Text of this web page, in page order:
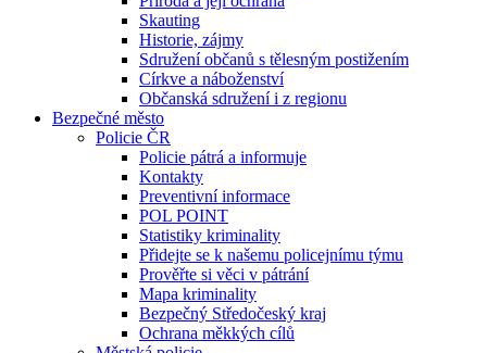
Skauting
Historie, zájmy
Sdružení občanů s tělesným postižením
Církve a náboženství
Občanská sdružení i z regionu
Bezpečné město
Policie ČR
Policie pátrá a informuje
Kontakty
Preventivní informace
POL POINT
Statistiky kriminality
Přidejte se k našemu policejnímu týmu
Prověřte si věci v pátrání
Mapa kriminality
Bezpečný Středočeský kraj
Ochrana měkkých cílů